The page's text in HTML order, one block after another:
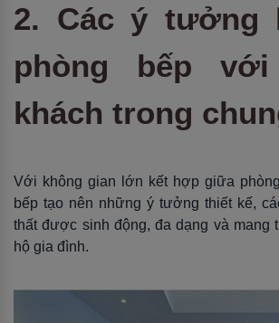
2. Các ý tưởng
phòng bếp với
khách trong
Với không gian lớn kết hợp giữa
bếp tạo nên những ý tưởng thiết kế,
thất được sinh động, đa dạng và mang
hộ gia đình.